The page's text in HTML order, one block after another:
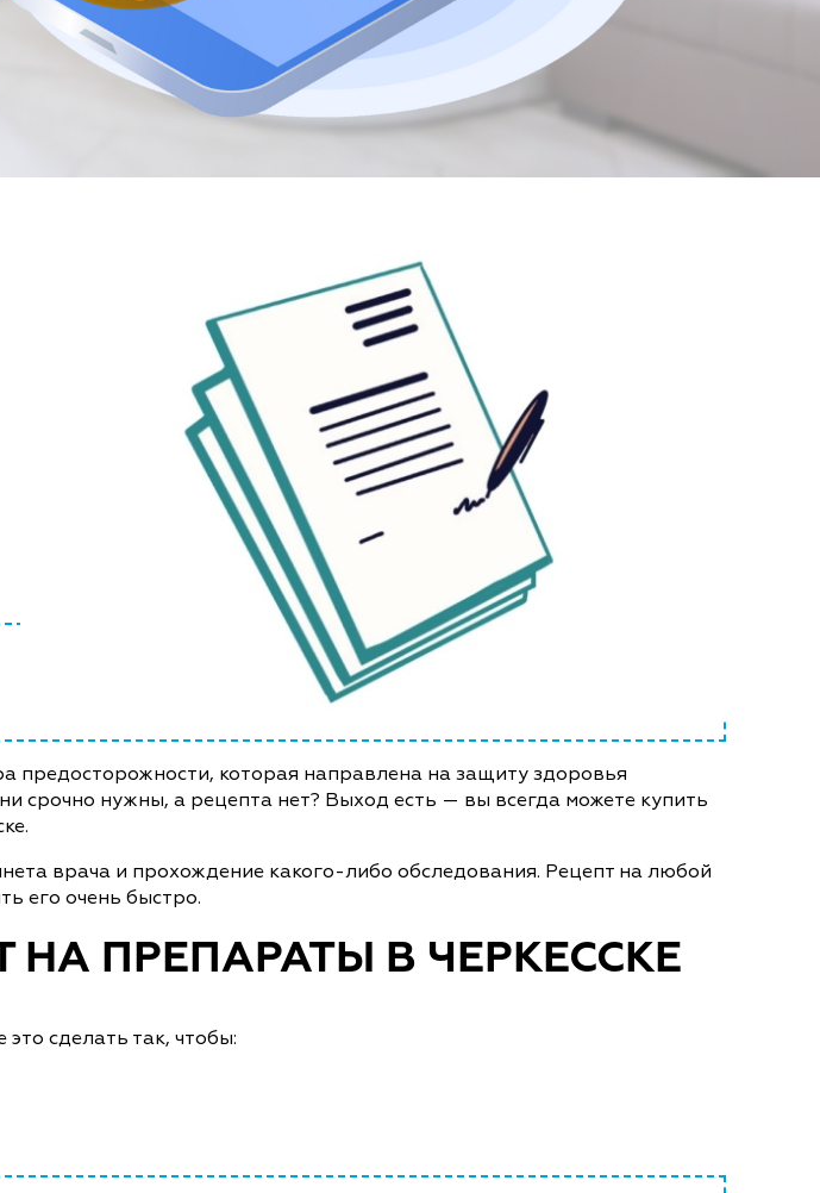
предосторожности, которая направлена на защиту здоровья
срочно нужны, а рецепта нет? Выход есть — вы всегда можете купить
врача и прохождение какого-либо обследования. Рецепт на любой
его очень быстро.
НА ПРЕПАРАТЫ В ЧЕРКЕССКЕ
сделать так, чтобы: